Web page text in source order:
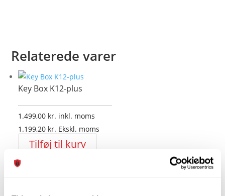
Relaterede varer
Key Box K12-plus
1.499,00 kr. inkl. moms
1.199,20 kr. Ekskl. moms
Tilføj til kurv
Tilføj til Wishlist